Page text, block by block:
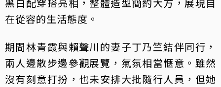
在從容的生活態度。
期間林青霞與賴聲川的妻子丁乃竺結伴同行，
兩人邊散步邊參觀展覽，氣氛相當愜意。雖然
沒有刻意打扮，也未安排大批隨行人員，但她